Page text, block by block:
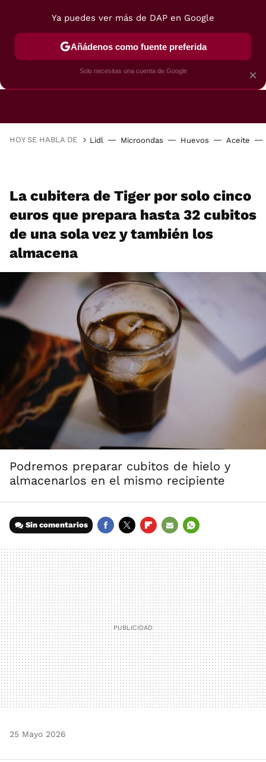
FREIDORAS DE AIRE GUÍAS DE
HOY SE HABLA DE Lidl Microondas Huevos Aceite
La cubitera de Tiger por solo cinco
euros que prepara hasta 32 cubitos
de una sola vez y también los
almacena
Podremos preparar cubitos de hielo y
almacenarlos en el mismo recipiente
Sin comentarios
MAIL
25 Mayo 2026
×
Ya puedes ver más de DAP en Google
Añádenos como fuente preferida
Solo necesitas una cuenta de Google